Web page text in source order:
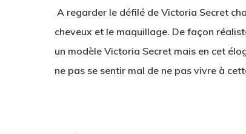
A regarder le défilé de Victoria Secret
cheveux et le maquillage. De façon
un modèle Victoria Secret mais en cet
ne pas se sentir mal de ne pas vivre à